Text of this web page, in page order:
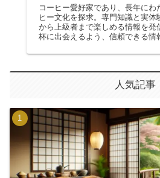
コーヒー愛好家であり、長年にわ
ヒー文化を探求。専門知識と実体
から上級者まで楽しめる情報を発
杯に出会えるよう、信頼できる情
人気記事